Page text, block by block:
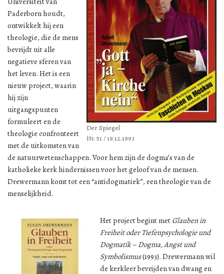
Der Spiegel
Nr. 51 / 19.12.1993
Paderborn houdt,
ontwikkelt hij een
theologie, die de mens
bevrijdt uit alle
negatieve sferen van
het leven. Het is een
nieuw project, waarin
hij zijn
uitgangspunten
formuleert en de
theologie confronteert
met de uitkomsten van
de natuurwetenschappen. Voor hem zijn de dogma’s van de
katholieke kerk hindernissen voor het geloof van de mensen.
Drewermann komt tot een “antidogmatiek”, een theologie van de
menselijkheid.
Het project begint met Glauben in
Freiheit oder Tiefenpsychologie und
Dogmatik – Dogma, Angst und
Symbolismus(1993). Drewermann wil
de kerkleer bevrijden van dwang en